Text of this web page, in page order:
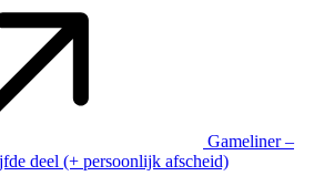
Gameliner –
deel (+ persoonlijk afscheid)